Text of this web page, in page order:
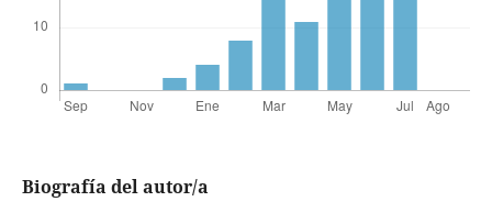
Biografía del autor/a